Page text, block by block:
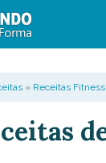
» Receitas